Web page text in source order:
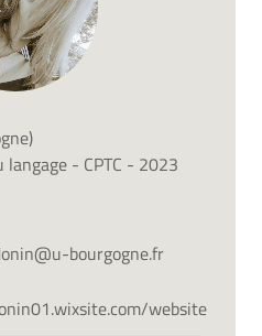
langage - CPTC - 2023
bourgogne.fr
website